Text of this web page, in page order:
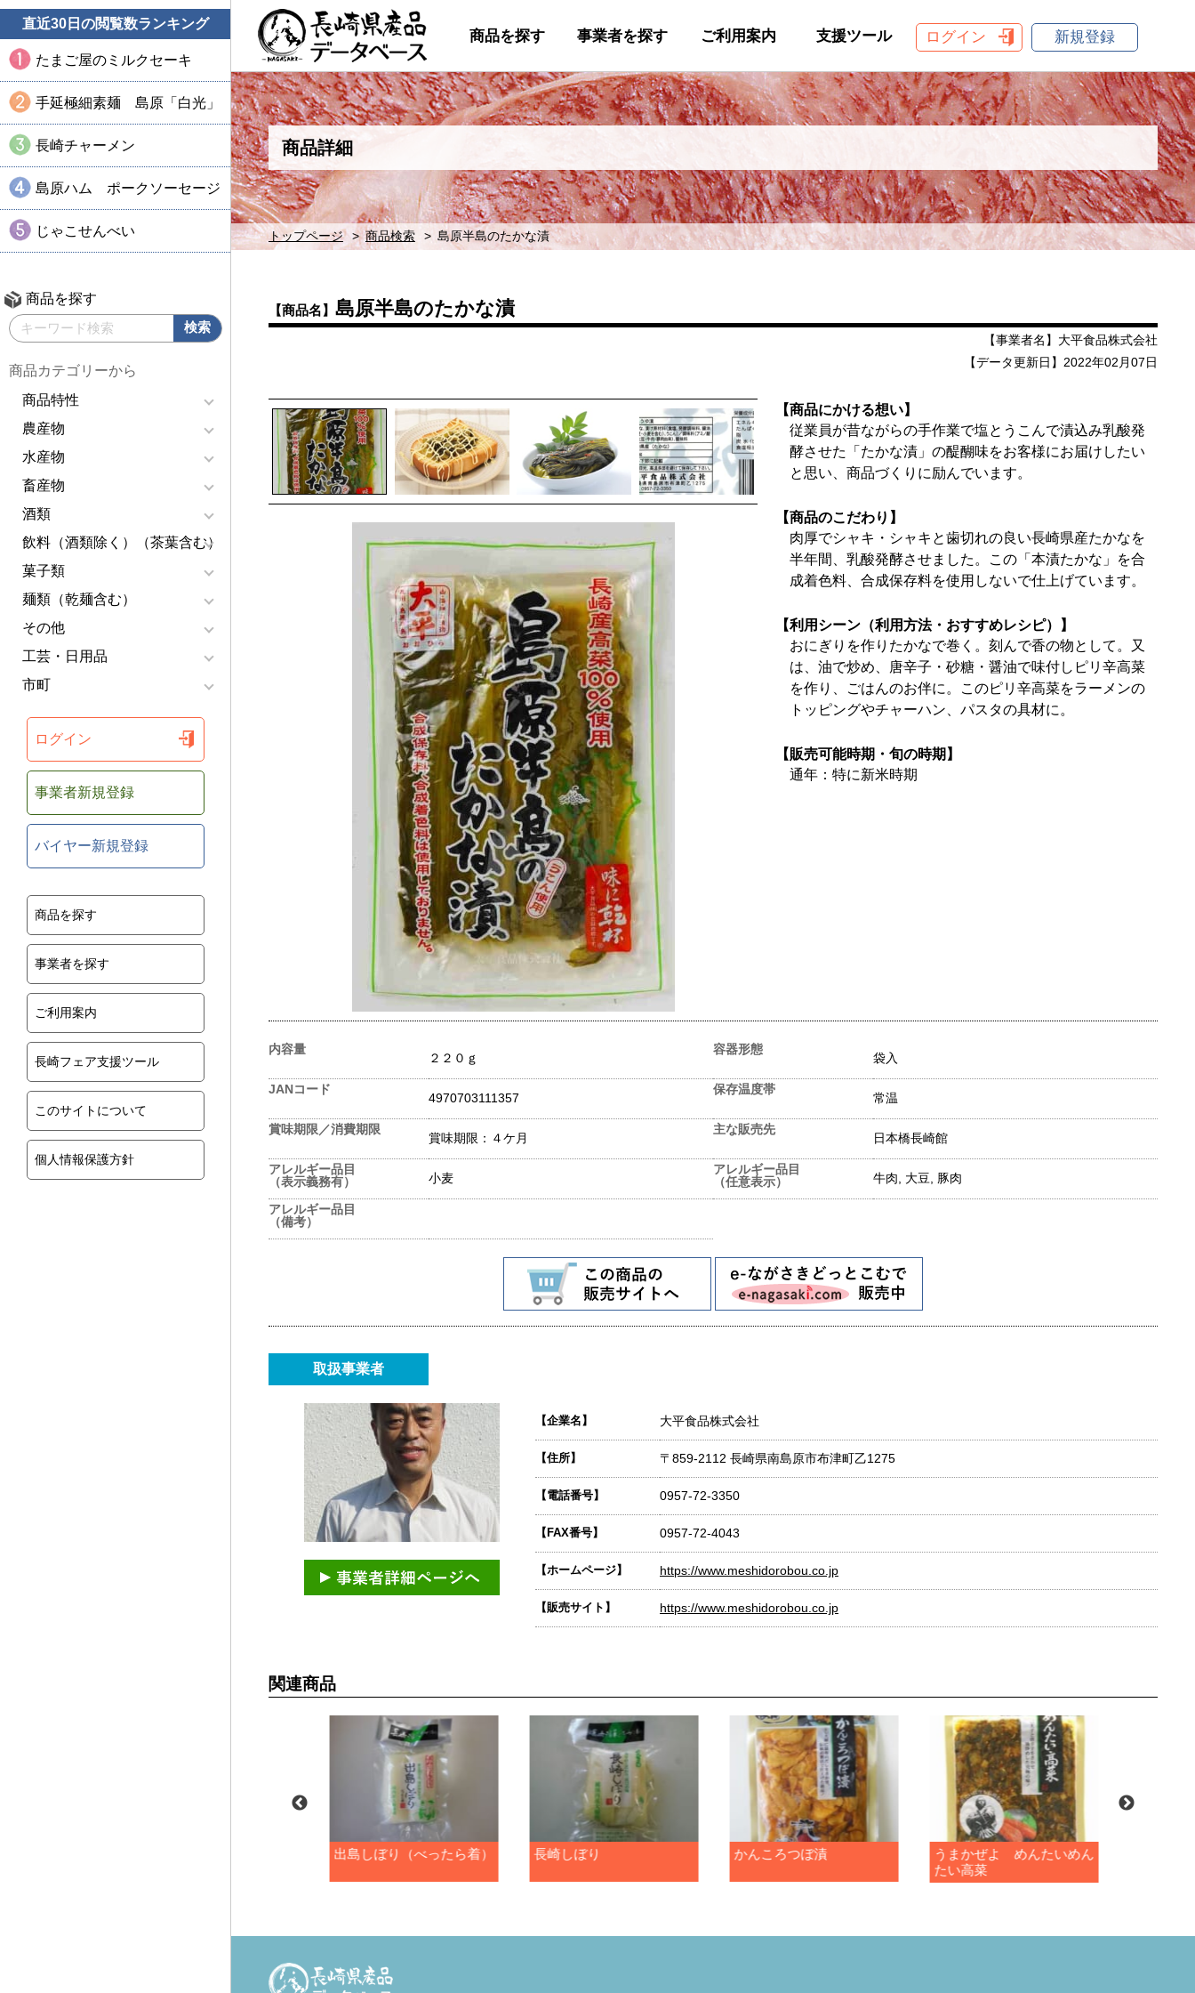
直近30日の閲覧数ランキング
たまご屋のミルクセーキ
手延極細素麺 島原「白光」
長崎チャーメン
島原ハム ポークソーセージ
じゃこせんべい
商品を探す
商品カテゴリーから
商品特性
農産物
水産物
畜産物
酒類
飲料（酒類除く）（茶葉含む）
菓子類
麺類（乾麺含む）
その他
工芸・日用品
市町
ログイン
事業者新規登録
バイヤー新規登録
商品を探す
事業者を探す
ご利用案内
長崎フェア支援ツール
このサイトについて
個人情報保護方針
商品を探す 事業者を探す ご利用案内 支援ツール ログイン 新規登録
商品詳細
トップページ 商品検索 島原半島のたかな漬
【商品名】 島原半島のたかな漬
【事業者名】大平食品株式会社
【データ更新日】2022年02月07日
【商品にかける想い】
従業員が昔ながらの手作業で塩とうこんで漬込み乳酸発
酵させた「たかな漬」の醍醐味をお客様にお届けしたい
と思い、商品づくりに励んでいます。
【商品のこだわり】
肉厚でシャキ・シャキと歯切れの良い長崎県産たかなを
半年間、乳酸発酵させました。この「本漬たかな」を合
成着色料、合成保存料を使用しないで仕上げています。
【利用シーン（利用方法・おすすめレシピ）】
おにぎりを作りたかなで巻く。刻んで香の物として。又
は、油で炒め、唐辛子・砂糖・醤油で味付しピリ辛高菜
を作り、ごはんのお伴に。このピリ辛高菜をラーメンの
トッピングやチャーハン、パスタの具材に。
【販売可能時期・旬の時期】
通年：特に新米時期
内容量
２２０ｇ
容器形態
袋入
JANコード
4970703111357
保存温度帯
常温
賞味期限／消費期限
賞味期限：４ケ月
主な販売先
日本橋長崎館
アレルギー品目
（表示義務有）
小麦
アレルギー品目
（任意表示）
牛肉, 大豆, 豚肉
アレルギー品目
（備考）
取扱事業者
【企業名】 大平食品株式会社
【住所】 〒859-2112 長崎県南島原市布津町乙1275
【電話番号】 0957-72-3350
【FAX番号】 0957-72-4043
【ホームページ】 https://www.meshidorobou.co.jp
【販売サイト】 https://www.meshidorobou.co.jp
関連商品
出島しぼり（べったら着） 長崎しぼり かんころつぼ漬
うまかぜよ めんたいめん
たい高菜